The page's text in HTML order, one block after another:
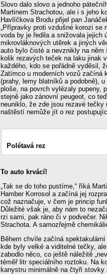
Slovo dalo slovo a jednoho
Martinem Strachotou, ale i s jeho
Havlíčkova Brodu přijel pan
„Přípravky proti vzdušné korozi se
voda by je ředila a snižovala jejich
mikrovláknových utěrek a jiných
auto bylo čisté a nevznikly na
kolik rezavých teček na laku jinak
každého, kdo se pořádně vyděsil,
Zatímco u moderních vozů začíná
(prahy, lemy blatníků a podobně),
ploše, na povrch vylézaly pupeny,
stejně jako zánovní peugeot, co
neuniklo, že zde jsou rezavé
naštěstí nemůže jít o rez
Polétavá rez
To auto krvácí!
„Tak se do toho pustíme,“ říká
Hamber Korrosol a začíná jej
což naznačuje, v čem je princip
Důležité však je, aby nám to
rzi sami, pak ráno či v podvečer.
Strachota. A samozřejmě
Během chvíle začíná
kde byly velké a viditelné tečky,
zabodlo něco, co ještě náležitě
téměř litr speciálního roztoku. Na
kanystru minimálně na čtyři